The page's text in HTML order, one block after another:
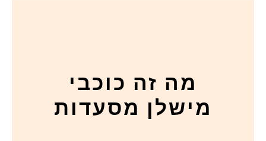
מה זה כוכבי
מישלן מסעדות